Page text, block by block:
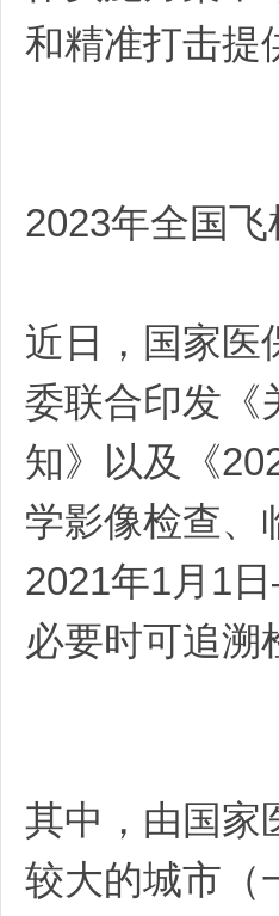
和精准打击提
2023年全国
近日，国家医
委联合印发《
知》以及《
学影像检查、
2021年1月1
必要时可追溯
其中，由国家
较大的城市（